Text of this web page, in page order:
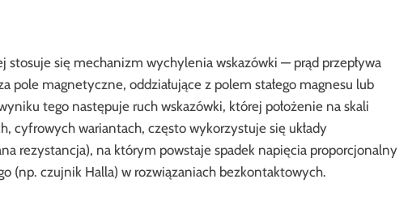
stosuje się mechanizm wychylenia wskazówki — prąd przepływa
pole magnetyczne, oddziałujące z polem stałego magnesu lub
tego następuje ruch wskazówki, której położenie na skali
cyfrowych wariantach, często wykorzystuje się układy
rezystancja), na którym powstaje spadek napięcia proporcjonalny
(np. czujnik Halla) w rozwiązaniach bezkontaktowych.